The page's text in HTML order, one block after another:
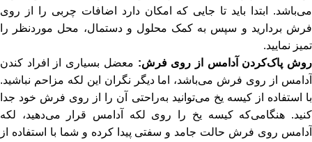
می‌باشد. ابتدا باید تا جایی که امکان دارد اضافات چربی را از روی
فرش بردارید و سپس به کمک محلول و دستمال، محل موردنظر را
تمیز نمایید.
روش پاک‌کردن آدامس از روی فرش: معضل بسیاری از افراد کندن
آدامس از روی فرش می‌باشد، اما دیگر نگران این لکه مزاحم نباشید.
با استفاده از کیسه یخ می‌توانید به‌راحتی آن را از روی فرش خود جدا
کنید. هنگامی‌که کیسه یخ را روی لکه آدامس قرار می‌دهید، لکه
آدامس روی فرش حالت جامد و سفتی پیدا کرده و شما با استفاده از